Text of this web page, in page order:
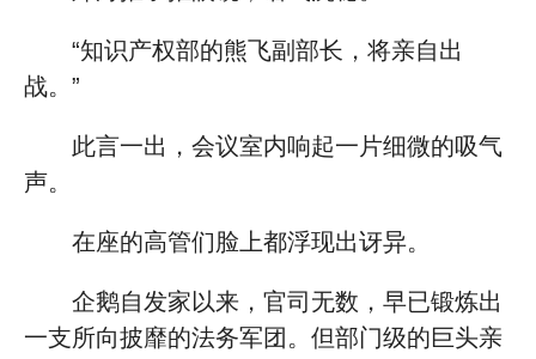
“知识产权部的熊飞副部长，将亲自出
战。”
此言一出，会议室内响起一片细微的吸气
声。
在座的高管们脸上都浮现出讶异。
企鹅自发家以来，官司无数，早已锻炼出
一支所向披靡的法务军团。但部门级的巨头亲